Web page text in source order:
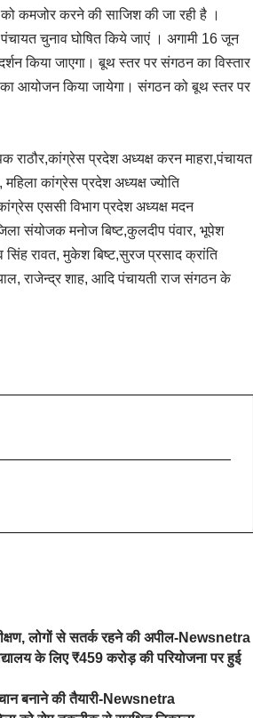
कमजोर करने की साजिश की जा रही है ।
चुनाव घोषित किये जाएं । अगामी 16 जून
किया जाएगा। बूथ स्तर पर संगठन का विस्तार
का आयोजन किया जायेगा। संगठन को बूथ स्तर पर
राठौर,कांग्रेस प्रदेश अध्यक्ष करन माहरा,पंचायत
कांग्रेस प्रदेश अध्यक्ष ज्योति
एससी विभाग प्रदेश अध्यक्ष मदन
संयोजक मनोज बिष्ट,कुलदीप पंवार, भूपेश
सिंह रावत, मुकेश बिष्ट,सुरज प्रसाद क्रांति
राजेन्द्र शाह, आदि पंचायती राज संगठन के
लोगों से सतर्क रहने की अपील-Newsnetra
के लिए ₹459 करोड़ की परियोजना पर हुई
बनाने की तैयारी-Newsnetra